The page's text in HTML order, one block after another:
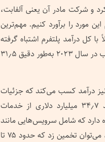
و شرکت مادر آن یعنی آلفابت،
مورد را برآورد کنیم. مهم‌ترین
کل درآمد پلتفرم اشتباه گرفته
می‌شود. طبق گزارش مالی آلفابت، درآمد تبلیغاتی یوتیوب در سال ۲۰۲۳ به‌طور دقیق ۳۱٫۵
درآمد کسب می‌کند که جزئیات
دقیق آن را نمی‌دانیم. گزارش مالی آلفابت به درآمد ۳۴٫۷ میلیارد دلاری از خدمات
دارد که شامل سرویس‌هایی مانند
پلی‌استور و دستگاه‌های پیکسل نیز می‌شود. به‌هرحال، می‌توان تخمین زد که حدود ۷۵ تا